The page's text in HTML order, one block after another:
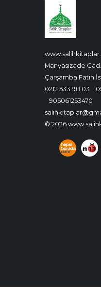
Manyasızade
Çarşamba Fatih
0212 533 98 03
905061253470
© 2026